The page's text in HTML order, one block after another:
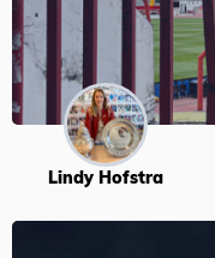
Lindy Hofstra